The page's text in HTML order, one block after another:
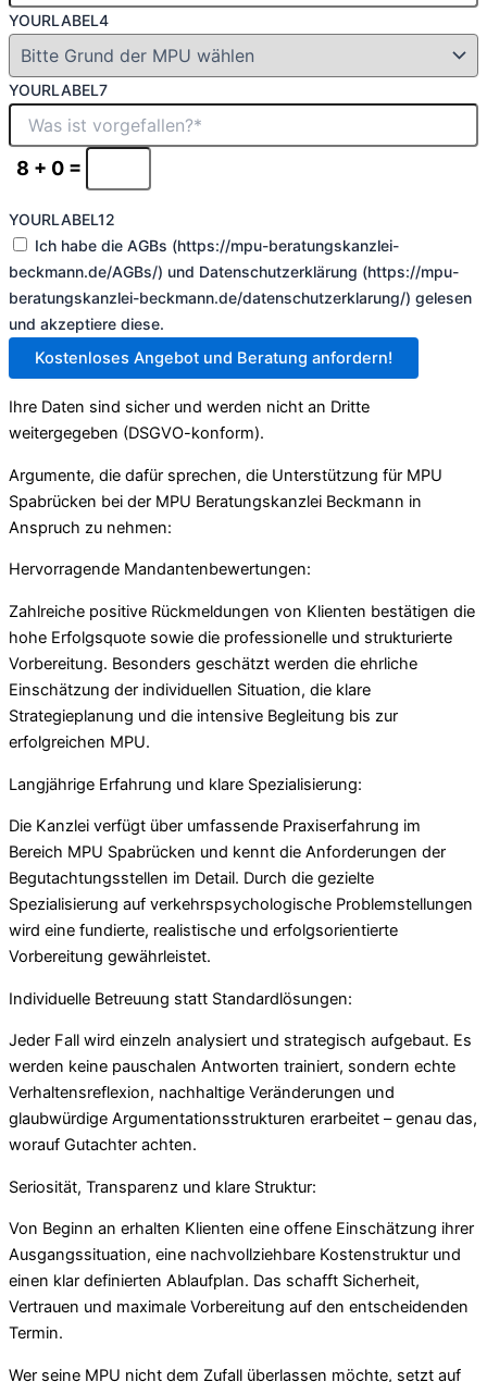
YOURLABEL4
YOURLABEL7
8 + 0 =
YOURLABEL12
Ich habe die AGBs (https://mpu-beratungskanzlei-
beckmann.de/AGBs/) und Datenschutzerklärung (https://mpu-
beratungskanzlei-beckmann.de/datenschutzerklarung/) gelesen
und akzeptiere diese.
Kostenloses Angebot und Beratung anfordern!
Ihre Daten sind sicher und werden nicht an Dritte
weitergegeben (DSGVO-konform).
Argumente, die dafür sprechen, die Unterstützung für MPU
Spabrücken bei der MPU Beratungskanzlei Beckmann in
Anspruch zu nehmen:
Hervorragende Mandantenbewertungen:
Zahlreiche positive Rückmeldungen von Klienten bestätigen die
hohe Erfolgsquote sowie die professionelle und strukturierte
Vorbereitung. Besonders geschätzt werden die ehrliche
Einschätzung der individuellen Situation, die klare
Strategieplanung und die intensive Begleitung bis zur
erfolgreichen MPU.
Langjährige Erfahrung und klare Spezialisierung:
Die Kanzlei verfügt über umfassende Praxiserfahrung im
Bereich MPU Spabrücken und kennt die Anforderungen der
Begutachtungsstellen im Detail. Durch die gezielte
Spezialisierung auf verkehrspsychologische Problemstellungen
wird eine fundierte, realistische und erfolgsorientierte
Vorbereitung gewährleistet.
Individuelle Betreuung statt Standardlösungen:
Jeder Fall wird einzeln analysiert und strategisch aufgebaut. Es
werden keine pauschalen Antworten trainiert, sondern echte
Verhaltensreflexion, nachhaltige Veränderungen und
glaubwürdige Argumentationsstrukturen erarbeitet – genau das,
worauf Gutachter achten.
Seriosität, Transparenz und klare Struktur:
Von Beginn an erhalten Klienten eine offene Einschätzung ihrer
Ausgangssituation, eine nachvollziehbare Kostenstruktur und
einen klar definierten Ablaufplan. Das schafft Sicherheit,
Vertrauen und maximale Vorbereitung auf den entscheidenden
Termin.
Wer seine MPU nicht dem Zufall überlassen möchte, setzt auf